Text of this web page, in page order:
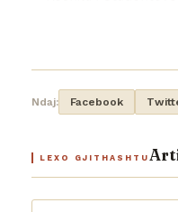
Ndaj: Facebook
LEXO GJITHASHTU